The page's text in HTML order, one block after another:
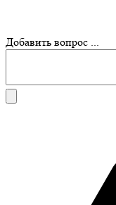
Добавить вопрос ...